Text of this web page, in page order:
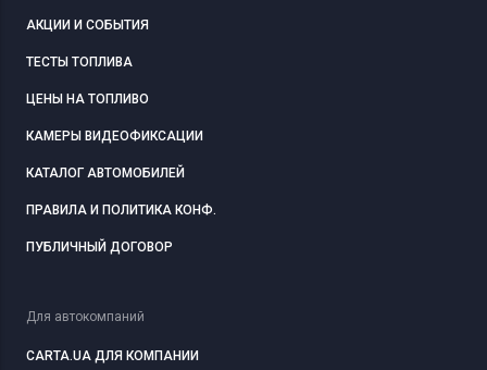
АКЦИИ И СОБЫТИЯ
ТЕСТЫ ТОПЛИВА
ЦЕНЫ НА ТОПЛИВО
КАМЕРЫ ВИДЕОФИКСАЦИИ
КАТАЛОГ АВТОМОБИЛЕЙ
ПРАВИЛА И ПОЛИТИКА КОНФ.
ПУБЛИЧНЫЙ ДОГОВОР
Для автокомпаний
CARTA.UA ДЛЯ КОМПАНИИ